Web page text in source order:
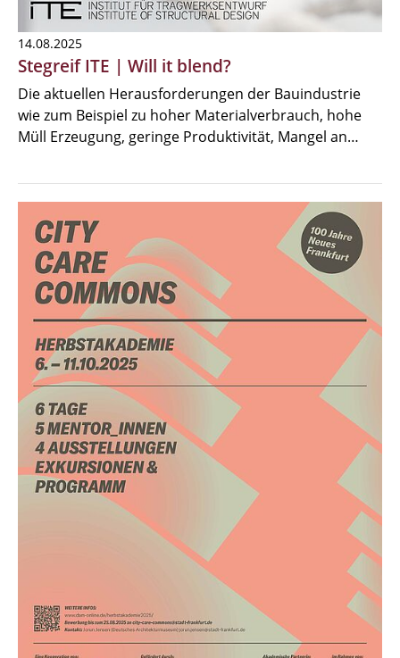
14.08.2025
Stegreif ITE | Will it blend?
Die aktuellen Herausforderungen der Bauindustrie
wie zum Beispiel zu hoher Materialverbrauch, hohe
Müll Erzeugung, geringe Produktivität, Mangel an…